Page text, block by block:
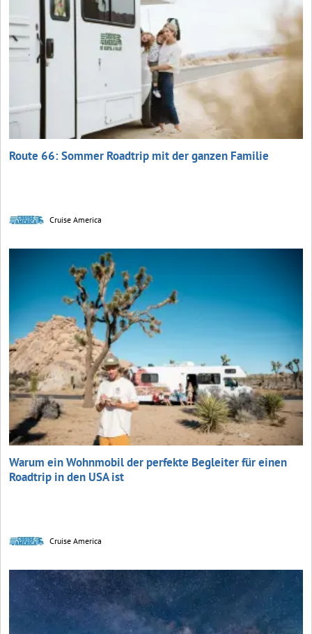
Route 66: Sommer Roadtrip mit der ganzen Familie
Cruise America
Warum ein Wohnmobil der perfekte Begleiter für einen
Roadtrip in den USA ist
Cruise America